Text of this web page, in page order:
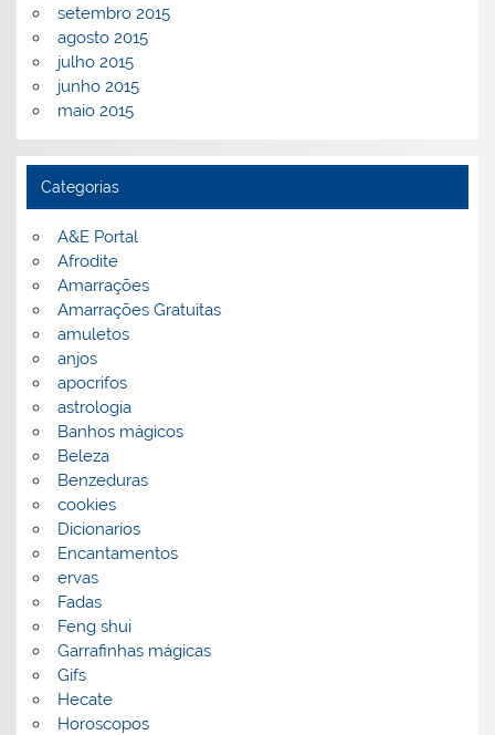
setembro 2015
agosto 2015
julho 2015
junho 2015
maio 2015
Categorias
A&E Portal
Afrodite
Amarrações
Amarrações Gratuitas
amuletos
anjos
apocrifos
astrologia
Banhos mágicos
Beleza
Benzeduras
cookies
Dicionarios
Encantamentos
ervas
Fadas
Feng shui
Garrafinhas mágicas
Gifs
Hecate
Horoscopos